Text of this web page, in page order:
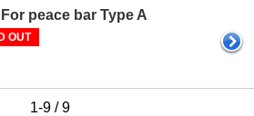
peace bar Type A
OUT
1-9 / 9